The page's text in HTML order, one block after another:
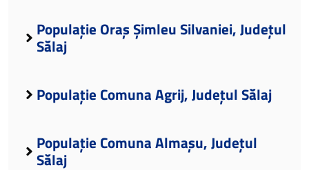
Populație Oraș Șimleu Silvaniei, Județul
Sălaj
Populație Comuna Agrij, Județul Sălaj
Populație Comuna Almașu, Județul
Sălaj